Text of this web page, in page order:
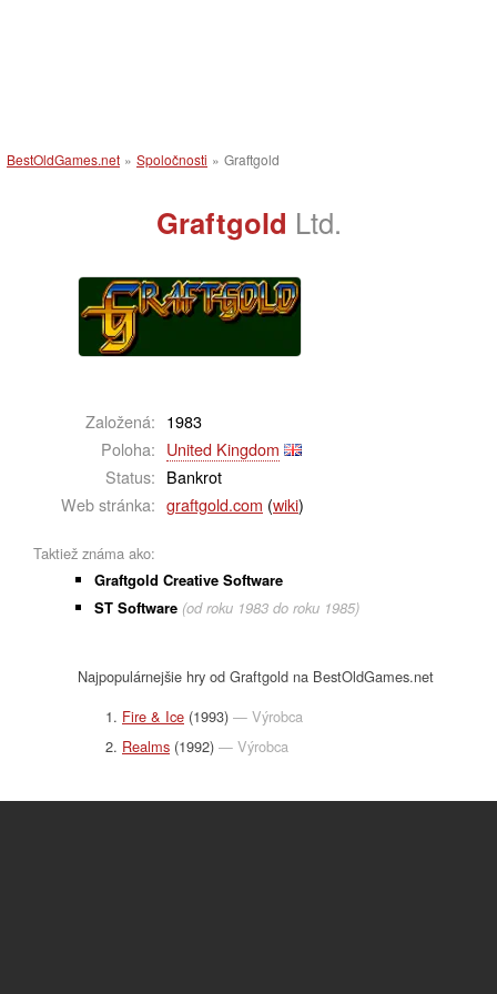
BestOldGames.net » Spoločnosti » Graftgold
Graftgold Ltd.
Založená: 1983
Poloha: United Kingdom
Status: Bankrot
Web stránka: graftgold.com (wiki)
Taktiež známa ako:
Graftgold Creative Software
ST Software (od roku 1983 do roku 1985)
Najpopulárnejšie hry od Graftgold na BestOldGames.net
Fire & Ice (1993) — Výrobca
Realms (1992) — Výrobca